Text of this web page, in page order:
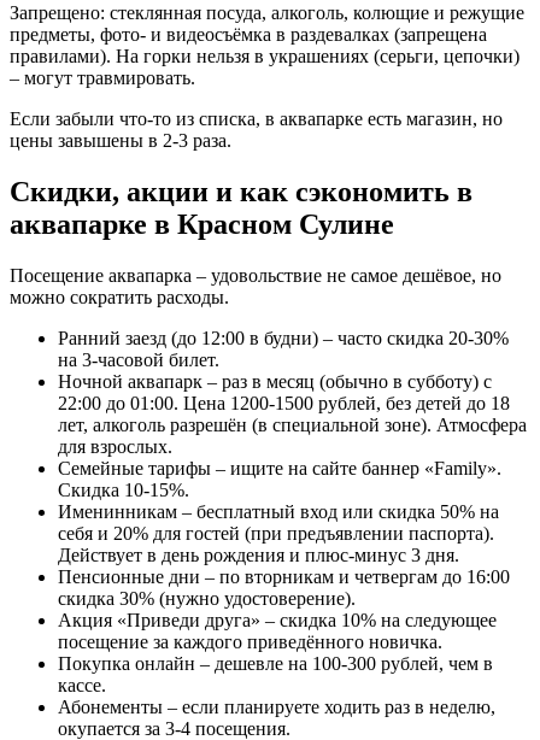
Запрещено: стеклянная посуда, алкоголь, колющие и режущие
предметы, фото- и видеосъёмка в раздевалках (запрещена
правилами). На горки нельзя в украшениях (серьги, цепочки)
– могут травмировать.
Если забыли что-то из списка, в аквапарке есть магазин, но
цены завышены в 2-3 раза.
Скидки, акции и как сэкономить в
аквапарке в Красном Сулине
Посещение аквапарка – удовольствие не самое дешёвое, но
можно сократить расходы.
Ранний заезд (до 12:00 в будни) – часто скидка 20-30%
на 3-часовой билет.
Ночной аквапарк – раз в месяц (обычно в субботу) с
22:00 до 01:00. Цена 1200-1500 рублей, без детей до 18
лет, алкоголь разрешён (в специальной зоне). Атмосфера
для взрослых.
Семейные тарифы – ищите на сайте баннер «Family».
Скидка 10-15%.
Именинникам – бесплатный вход или скидка 50% на
себя и 20% для гостей (при предъявлении паспорта).
Действует в день рождения и плюс-минус 3 дня.
Пенсионные дни – по вторникам и четвергам до 16:00
скидка 30% (нужно удостоверение).
Акция «Приведи друга» – скидка 10% на следующее
посещение за каждого приведённого новичка.
Покупка онлайн – дешевле на 100-300 рублей, чем в
кассе.
Абонементы – если планируете ходить раз в неделю,
окупается за 3-4 посещения.